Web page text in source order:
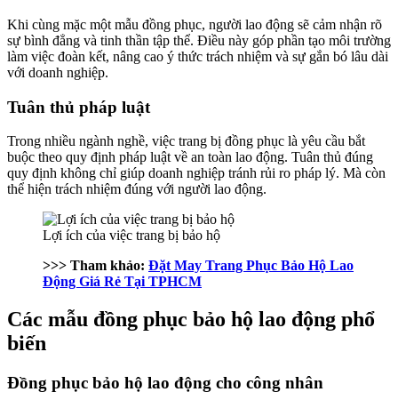
Khi cùng mặc một mẫu đồng phục, người lao động sẽ cảm nhận rõ
sự bình đẳng và tinh thần tập thể. Điều này góp phần tạo môi trường
làm việc đoàn kết, nâng cao ý thức trách nhiệm và sự gắn bó lâu dài
với doanh nghiệp.
Tuân thủ pháp luật
Trong nhiều ngành nghề, việc trang bị đồng phục là yêu cầu bắt
buộc theo quy định pháp luật về an toàn lao động. Tuân thủ đúng
quy định không chỉ giúp doanh nghiệp tránh rủi ro pháp lý. Mà còn
thể hiện trách nhiệm đúng với người lao động.
Lợi ích của việc trang bị bảo hộ
>>> Tham khảo: Đặt May Trang Phục Bảo Hộ Lao
Động Giá Rẻ Tại TPHCM
Các mẫu đồng phục bảo hộ lao động phổ
biến
Đồng phục bảo hộ lao động cho công nhân